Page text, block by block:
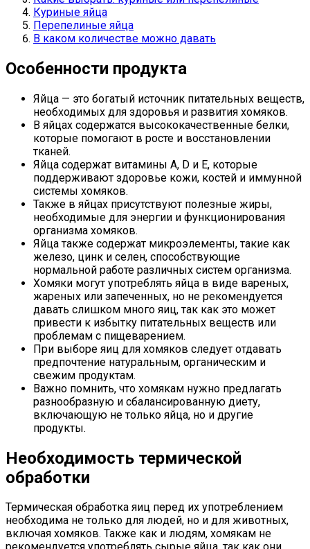
Куриные яйца
Перепелиные яйца
В каком количестве можно давать
Особенности продукта
Яйца — это богатый источник питательных веществ,
необходимых для здоровья и развития хомяков.
В яйцах содержатся высококачественные белки,
которые помогают в росте и восстановлении
тканей.
Яйца содержат витамины А, D и E, которые
поддерживают здоровье кожи, костей и иммунной
системы хомяков.
Также в яйцах присутствуют полезные жиры,
необходимые для энергии и функционирования
организма хомяков.
Яйца также содержат микроэлементы, такие как
железо, цинк и селен, способствующие
нормальной работе различных систем организма.
Хомяки могут употреблять яйца в виде вареных,
жареных или запеченных, но не рекомендуется
давать слишком много яиц, так как это может
привести к избытку питательных веществ или
проблемам с пищеварением.
При выборе яиц для хомяков следует отдавать
предпочтение натуральным, органическим и
свежим продуктам.
Важно помнить, что хомякам нужно предлагать
разнообразную и сбалансированную диету,
включающую не только яйца, но и другие
продукты.
Необходимость термической
обработки
Термическая обработка яиц перед их употреблением
необходима не только для людей, но и для животных,
включая хомяков. Также как и людям, хомякам не